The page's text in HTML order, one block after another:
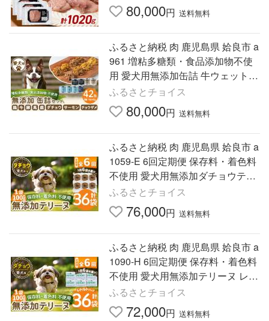
80,000円 送料無料
ふるさと納税 肉 鹿児島県 姶良市 a
961 増粘多糖類・食品添加物不使
用 愛犬用無添加缶詰 牛ウェットフ
ード8種セット 計42缶(1缶約140
g・合計約5.88kg) Nフード…
ふるさとチョイス
80,000円 送料無料
ふるさと納税 肉 鹿児島県 姶良市 a
1059-E 6回定期便 保存料・着色料
不使用 愛犬用無添加ダチョウテリ
ーヌ6袋×6回(1袋約100g・合計約3.
6kg) Nフードサービス…
ふるさとチョイス
76,000円 送料無料
ふるさと納税 肉 鹿児島県 姶良市 a
1090-H 6回定期便 保存料・着色料
不使用 愛犬用無添加テリーヌ レト
ルトパック ダチョウテリーヌ6袋×
6回(1袋約100g・合計…
ふるさとチョイス
72,000円 送料無料